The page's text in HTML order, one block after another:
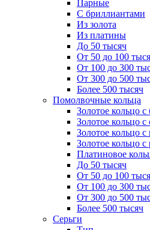
Парные
С бриллиантами
Из золота
Из платины
До 50 тысяч
От 50 до 100
От 100 до 300
От 300 до 500
Более 500 тысяч
Помолвочные кольца
Золотое кольцо
Золотое кольцо
Золотое кольцо
Золотое кольцо
Платиновое
До 50 тысяч
От 50 до 100
От 100 до 300
От 300 до 500
Более 500 тысяч
Серьги